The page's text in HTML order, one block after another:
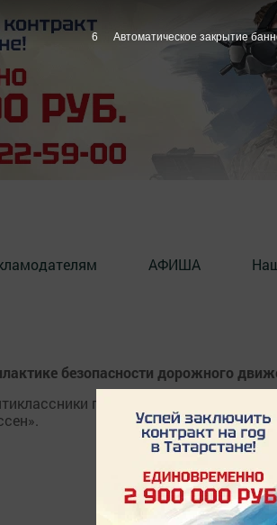
АФИША
безопасности дорожного
городской школы №1, с
6 Автоматическое закрытие